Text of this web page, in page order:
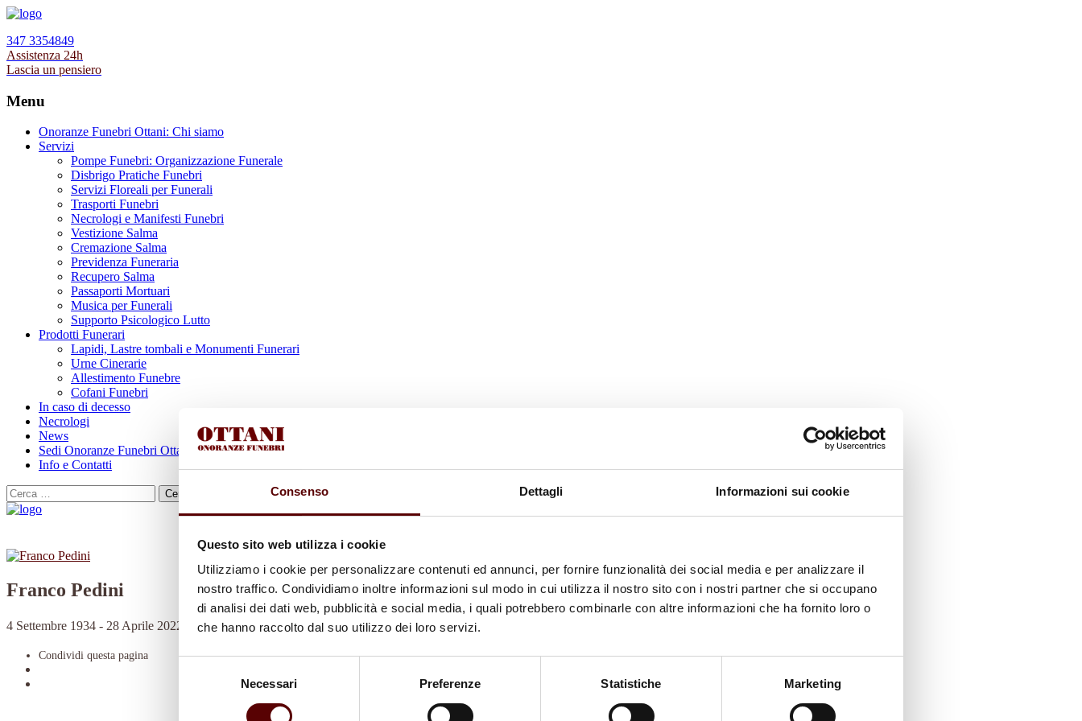
Consenso Dettagli Informazioni sui cookie
Questo sito web utilizza i cookie
Utilizziamo i cookie per personalizzare contenuti ed annunci, per fornire funzionalità dei social media e per analizzare il
nostro traffico. Condividiamo inoltre informazioni sul modo in cui utilizza il nostro sito con i nostri partner che si occupano
di analisi dei dati web, pubblicità e social media, i quali potrebbero combinarle con altre informazioni che ha fornito loro o
che hanno raccolto dal suo utilizzo dei loro servizi.
Necessari Preferenze Statistiche Marketing
347 3354849
Assistenza 24h
Lascia un pensiero
Menu
Onoranze Funebri Ottani: Chi siamo
Servizi
Pompe Funebri: Organizzazione Funerale
Disbrigo Pratiche Funebri
Servizi Floreali per Funerali
Trasporti Funebri
Necrologi e Manifesti Funebri
Vestizione Salma
Cremazione Salma
Previdenza Funeraria
Recupero Salma
Passaporti Mortuari
Musica per Funerali
Supporto Psicologico Lutto
Prodotti Funerari
Lapidi, Lastre tombali e Monumenti Funerari
Urne Cinerarie
Allestimento Funebre
Cofani Funebri
In caso di decesso
Necrologi
News
Sedi Onoranze Funebri Ottani
Info e Contatti
Cerca
per:
Franco Pedini
4 Settembre 1934 - 28 Aprile 2022
Condividi questa pagina